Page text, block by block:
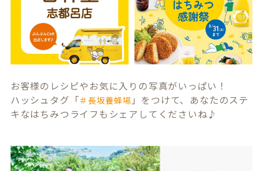
お客様のレシピやお気に入りの写真がいっぱい！
ハッシュタグ「＃長坂養蜂場 」をつけて、あなたのステ
キなはちみつライフもシェアしてくださいね♪